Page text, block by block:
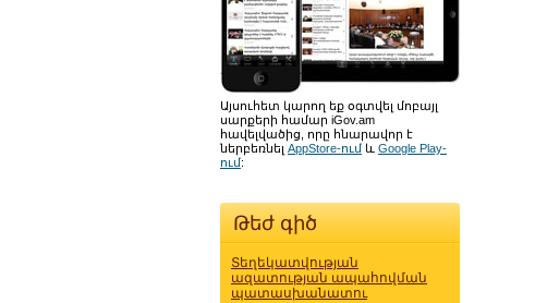
Այսուհետ կարող եք օգտվել մոբայլ
սարքերի համար iGov.am
հավելվածից, որը հնարավոր է
ներբեռնել AppStore-ում և Google Play-
ում:
Թեժ գիծ
Տեղեկատվության
ազատության ապահովման
պատասխանատու